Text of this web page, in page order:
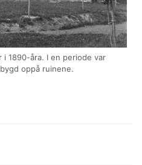
i 1890-åra. I en periode var
oppå ruinene.